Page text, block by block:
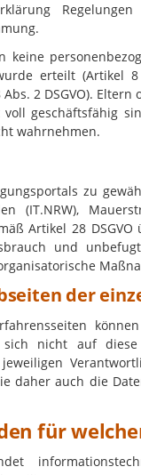
keine
erteilt (Artikel
2 DSGVO).
geschäftsfähig
wahrnehmen.
zu
(IT.NRW),
Artikel 28
und
der
sich nicht auf
jeweiligen
daher auch die
für